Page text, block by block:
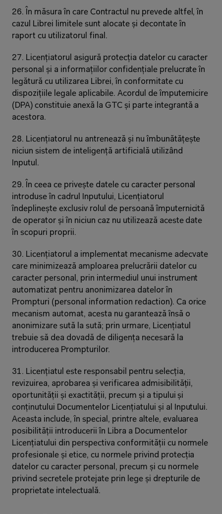
26. În măsura în care Contractul nu prevede altfel, în
cazul Librei limitele sunt alocate și decontate în
raport cu utilizatorul final.
27. Licențiatorul asigură protecția datelor cu caracter
personal și a informațiilor confidențiale prelucrate în
legătură cu utilizarea Librei, în conformitate cu
dispozițiile legale aplicabile. Acordul de împuternicire
(DPA) constituie anexă la GTC și parte integrantă a
acestora.
28. Licențiatorul nu antrenează și nu îmbunătățește
niciun sistem de inteligență artificială utilizând
Inputul.
29. În ceea ce privește datele cu caracter personal
introduse în cadrul Inputului, Licențiatorul
îndeplinește exclusiv rolul de persoană împuternicită
de operator și în niciun caz nu utilizează aceste date
în scopuri proprii.
30. Licențiatorul a implementat mecanisme adecvate
care minimizează amploarea prelucrării datelor cu
caracter personal, prin intermediul unui instrument
automatizat pentru anonimizarea datelor în
Prompturi (personal information redaction). Ca orice
mecanism automat, acesta nu garantează însă o
anonimizare sută la sută; prin urmare, Licențiatul
trebuie să dea dovadă de diligența necesară la
introducerea Prompturilor.
31. Licențiatul este responsabil pentru selecția,
revizuirea, aprobarea și verificarea admisibilității,
oportunității și exactității, precum și a tipului și
conținutului Documentelor Licențiatului și al Inputului.
Aceasta include, în special, printre altele, evaluarea
posibilității introducerii în Libra a Documentelor
Licențiatului din perspectiva conformității cu normele
profesionale și etice, cu normele privind protecția
datelor cu caracter personal, precum și cu normele
privind secretele protejate prin lege și drepturile de
proprietate intelectuală.